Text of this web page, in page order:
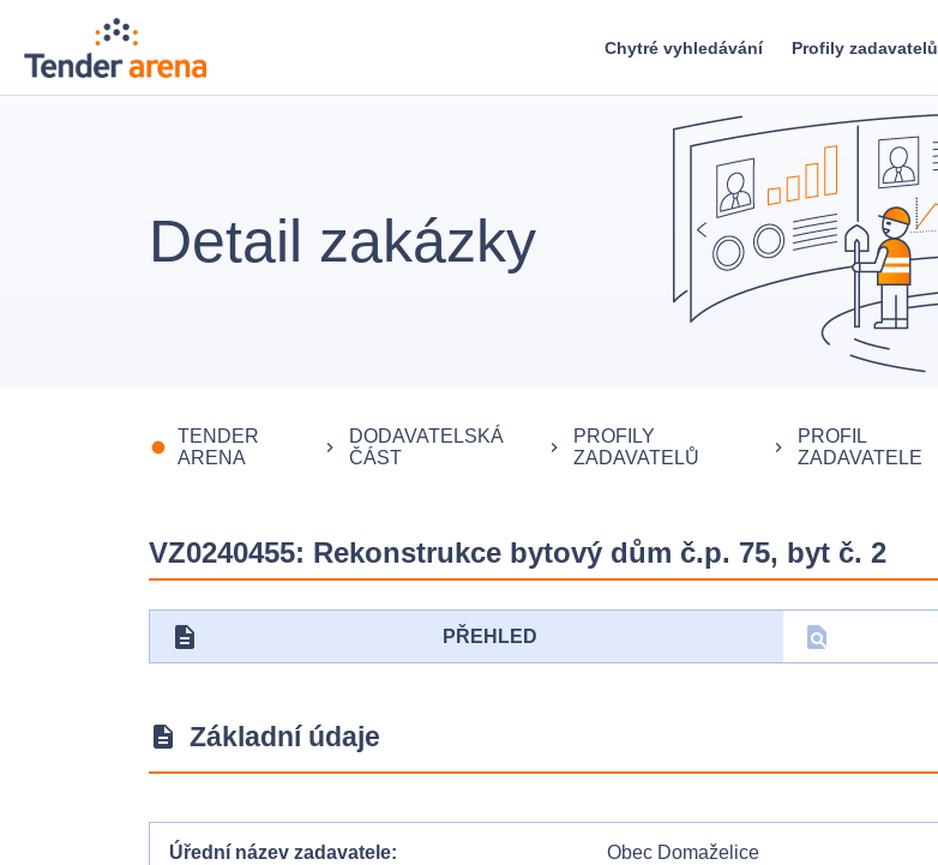
Chytré vyhledávání Profily zadavatelů
Detail zakázky
fiber_manual_record
TENDER
ARENA
keyboard_arrow_right
DODAVATELSKÁ
ČÁST
keyboard_arrow_right
PROFILY
ZADAVATELŮ
keyboard_arrow_right
PROFIL
ZADAVATELE
VZ0240455: Rekonstrukce bytový dům č.p. 75, byt č. 2
description PŘEHLED find_in_page
description Základní údaje
Úřední název zadavatele Obec Domaželice